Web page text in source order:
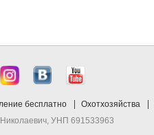
бесплатно Охотхозяйства
УНП 691533963